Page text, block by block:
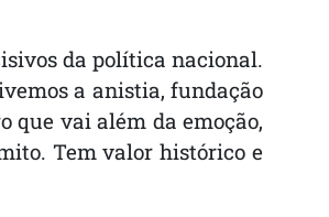
da política nacional.
a anistia, fundação
que vai além da emoção,
Tem valor histórico e